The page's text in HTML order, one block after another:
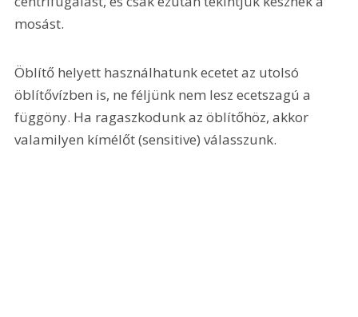
mosást.
Öblítő helyett használhatunk ecetet az utolsó
öblítővízben is, ne féljünk nem lesz ecetszagú a
függöny. Ha ragaszkodunk az öblítőhöz, akkor
valamilyen kímélőt (sensitive) válasszunk.